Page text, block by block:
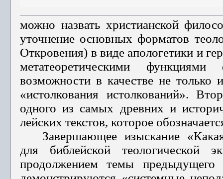
можно назвать христианской
уточнение основных форматов
Откровения) в виде апологетики и
метатеоретическими
возможности в качестве не только
«истолкования истолкований».
одного из самых древних и
лейских текстов, которое
Завершающее изыскание
для библейской теологической
продолжением темы